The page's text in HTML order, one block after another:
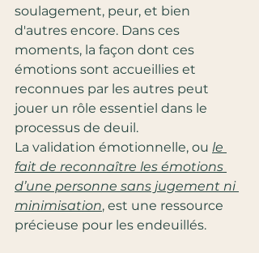
soulagement, peur, et bien
d'autres encore. Dans ces
moments, la façon dont ces
émotions sont accueillies et
reconnues par les autres peut
jouer un rôle essentiel dans le
processus de deuil.
La validation émotionnelle, ou le
fait de reconnaître les émotions
d’une personne sans jugement ni
minimisation, est une ressource
précieuse pour les endeuillés.